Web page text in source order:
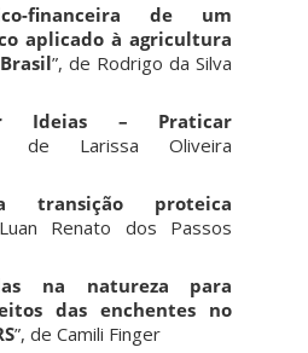
financeira de um
aplicado à agricultura
”, de Rodrigo da Silva
Ideias – Praticar
de Larissa Oliveira
transição proteica
Renato dos Passos
na natureza para
das enchentes no
”, de Camili Finger